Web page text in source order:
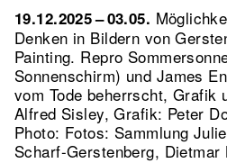
19.12.2025 – 03.05.
Denken in Bildern von
Painting. Repro
Sonnenschirm) und James
vom Tode beherrscht, Grafik
Alfred Sisley, Grafik: Peter
Photo: Fotos: Sammlung
Scharf-Gerstenberg, Dietmar